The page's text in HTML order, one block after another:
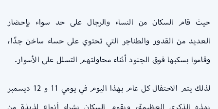
حيث قام السكان من النساء والرجال على حد سواء بإحضار
العديد من القدور والطناجر التي تحتوي على حساء ساخن جدًا،
وقاموا بسكبها فوق الجنود أثناء محاولتهم التسلل على الأسوار.
لذلك يتم الاحتفال كل عام بهذا اليوم في يومي 11 و 12 ديسمبر